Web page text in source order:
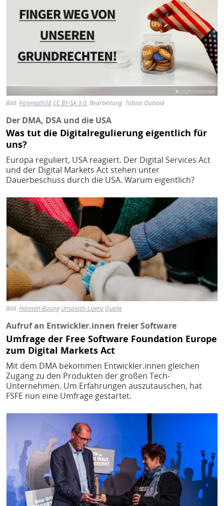
Bild:Polymath38 CC BY-SA 3.0, Bearbeitung: Tobias Oubaid
Der DMA, DSA und die USA
Was tut die Digitalregulierung eigentlich für
uns?
Europa reguliert, USA reagiert. Der Digital Services Act
und der Digital Markets Act stehen unter
Dauerbeschuss durch die USA. Warum eigentlich?
Bild
Bild:Hannah Busing Unsplash-Lizenz Quelle
Aufruf an Entwickler.innen freier Software
Umfrage der Free Software Foundation Europe
zum Digital Markets Act
Mit dem DMA bekommen Entwickler.innen gleichen
Zugang zu den Produkten der großen Tech-
Unternehmen. Um Erfahrungen auszutauschen, hat
FSFE nun eine Umfrage gestartet.
Bild